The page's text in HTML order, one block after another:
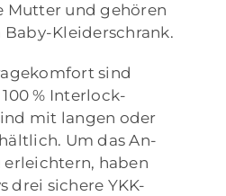
Mutter und gehören
Kleiderschrank.
sind
% Interlock-
mit langen oder
Um das An-
erleichtern, haben
drei sichere YKK-